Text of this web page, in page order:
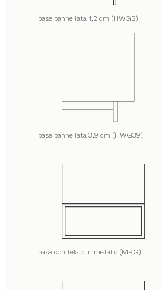
base pannellata 1,2 cm (HWGS)
base pannellata 3,9 cm (HWG39)
base con telaio in metallo (MRG)